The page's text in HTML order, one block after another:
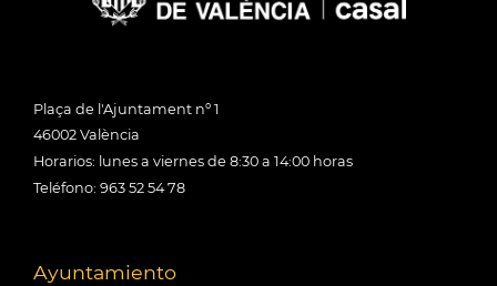
Plaça de l'Ajuntament nº 1
46002 València
Horarios: lunes a viernes de 8:30 a 14:00 horas
Teléfono: 963 52 54 78
Ayuntamiento